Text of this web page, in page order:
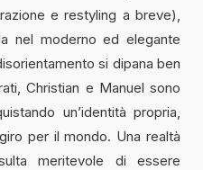
e restyling a breve),
nel moderno ed elegante
si dipana ben
Christian e Manuel sono
un’identità propria,
per il mondo. Una realtà
meritevole di essere